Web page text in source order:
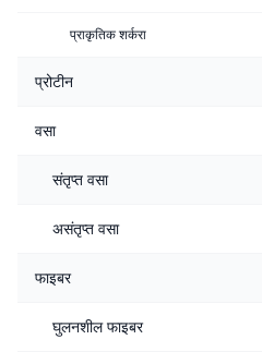
प्राकृतिक शर्करा
प्रोटीन
वसा
संतृप्त वसा
असंतृप्त वसा
फाइबर
घुलनशील फाइबर